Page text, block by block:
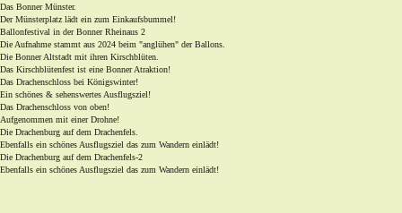
Das Bonner Münster.
Der Münsterplatz lädt ein zum Einkaufsbummel!
Ballonfestival in der Bonner Rheinaus 2
Die Aufnahme stammt aus 2024 beim "anglühen" der Ballons.
Die Bonner Altstadt mit ihren Kirschblüten.
Das Kirschblütenfest ist eine Bonner Atraktion!
Das Drachenschloss bei Königswinter!
Ein schönes & sehenswertes Ausflugsziel!
Das Drachenschloss von oben!
Aufgenommen mit einer Drohne!
Die Drachenburg auf dem Drachenfels.
Ebenfalls ein schönes Ausflugsziel das zum Wandern einlädt!
Die Drachenburg auf dem Drachenfels-2
Ebenfalls ein schönes Ausflugsziel das zum Wandern einlädt!